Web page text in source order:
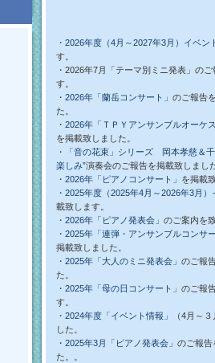
・2026年度（4月～2027年3月）イベン
す。
・2026年7月「テーマ別ミニ発表」の
す。
・2026年「蘭岳コンサート」のご報告
た。
・2026年「ＴＰＹアンサンブルオーケ
を掲載致しました。
・
「音の花束」シリーズ 岡本孝慈＆
楽しみ”演奏会のご報告を掲載致しまし
・2026年「ピアノコンサート」 を掲載
・2025年度（2025年4月～2026年3月）
載致します。
・2026年「ピアノ発表会」のご案内を
・2025年「連弾・アンサンブルコンサ
掲載致しました。
・2025年「大人のミニ発表会」のご報
た。
・2025年「母の日コンサート」のご報
す。
・2024年度「イベント情報」
（4月～
した。
・2025年3月「ピアノ発表会」のご報告
た。。